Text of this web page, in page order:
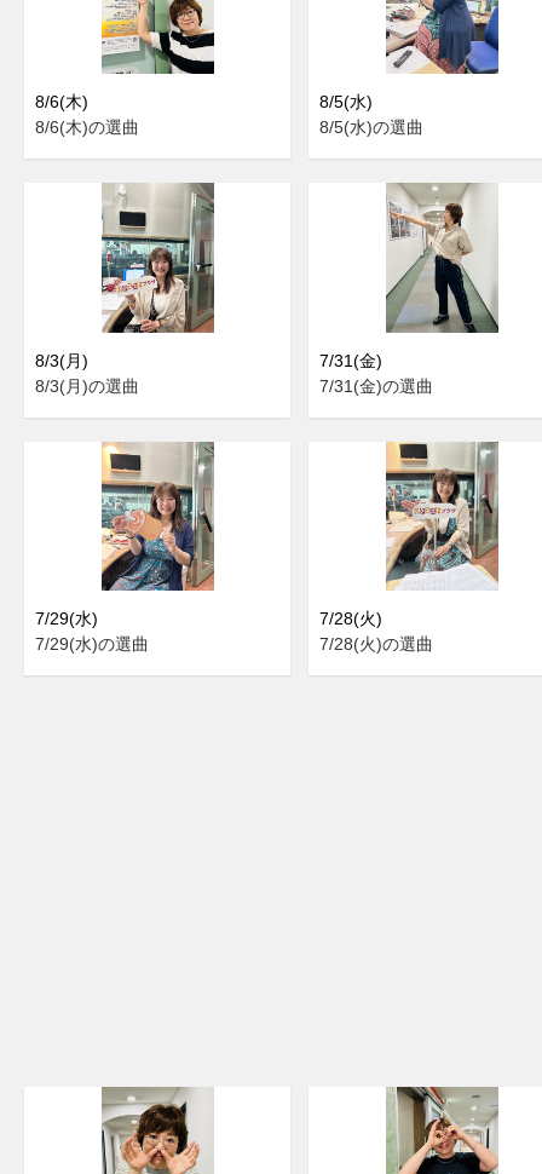
8/6(木)
8/6(木)の選曲
8/5(水)
8/5(水)の選曲
8/3(月)
8/3(月)の選曲
7/31(金)
7/31(金)の選曲
7/29(水)
7/29(水)の選曲
7/28(火)
7/28(火)の選曲